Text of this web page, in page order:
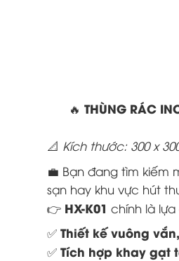
🔥 THÙNG RÁC
📐 Kích thước: 300 x
💼 Bạn đang tìm kiếm
sạn hay khu vực hút
👉 HX-K01 chính là
✅ Thiết kế vuông
✅ Tích hợp khay gạt